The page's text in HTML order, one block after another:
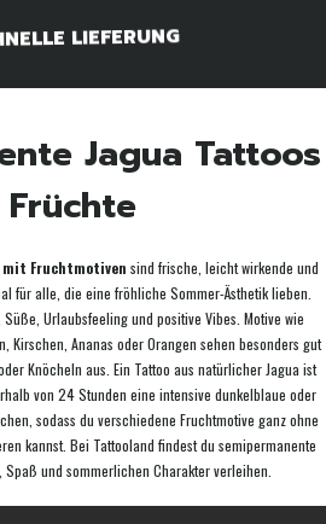
LIEFERUNG
Jagua Tattoos
mit Fruchtmotiven sind frische, leicht wirkende und
für alle, die eine fröhliche Sommer-Ästhetik lieben.
Urlaubsfeeling und positive Vibes. Motive wie
Kirschen, Ananas oder Orangen sehen besonders gut
Knöcheln aus. Ein Tattoo aus natürlicher Jagua ist
von 24 Stunden eine intensive dunkelblaue oder
sodass du verschiedene Fruchtmotive ganz ohne
kannst. Bei Tattooland findest du semipermanente
und sommerlichen Charakter verleihen.